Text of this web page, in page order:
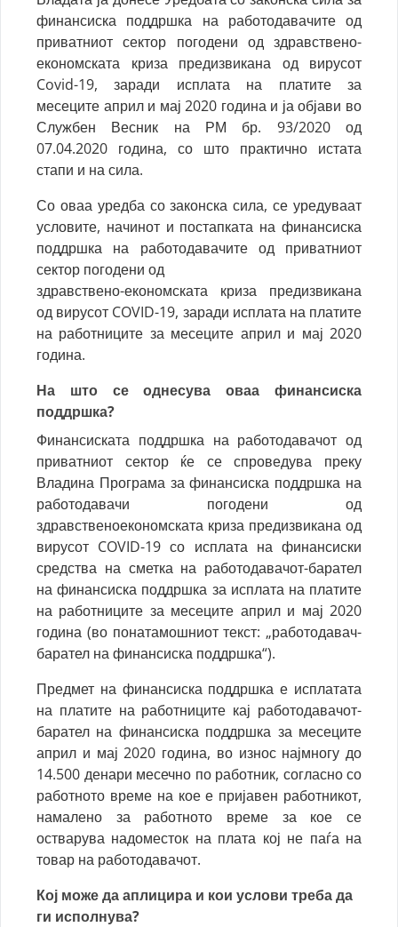
финансиска поддршка на работодавачите од
приватниот сектор погодени од здравствено-
економската криза предизвикана од вирусот
Covid-19, заради исплата на платите за
месеците април и мај 2020 година и ја објави во
Службен Весник на РМ бр. 93/2020 од
07.04.2020 година, со што практично истата
стапи и на сила.
Со оваа уредба со законска сила, се уредуваат
условите, начинот и постапката на финансиска
поддршка на работодавачите од приватниот
сектор погодени од
здравствено-економската криза предизвикана
од вирусот COVID-19, заради исплата на платите
на работниците за месеците април и мај 2020
година.
На што се однесува оваа финансиска
поддршка?
Финансиската поддршка на работодавачот од
приватниот сектор ќе се спроведува преку
Владина Програма за финансиска поддршка на
работодавачи погодени од
здравственоекономската криза предизвикана од
вирусот COVID-19 со исплата на финансиски
средства на сметка на работодавачот-барател
на финансиска поддршка за исплата на платите
на работниците за месеците април и мај 2020
година (во понатамошниот текст: „работодавач-
барател на финансиска поддршка“).
Предмет на финансиска поддршка е исплатата
на платите на работниците кај работодавачот-
барател на финансиска поддршка за месеците
април и мај 2020 година, во износ најмногу до
14.500 денари месечно по работник, согласно со
работното време на кое е пријавен работникот,
намалено за работното време за кое се
остварува надоместок на плата кој не паѓа на
товар на работодавачот.
Кој може да аплицира и кои услови треба да
ги исполнува?